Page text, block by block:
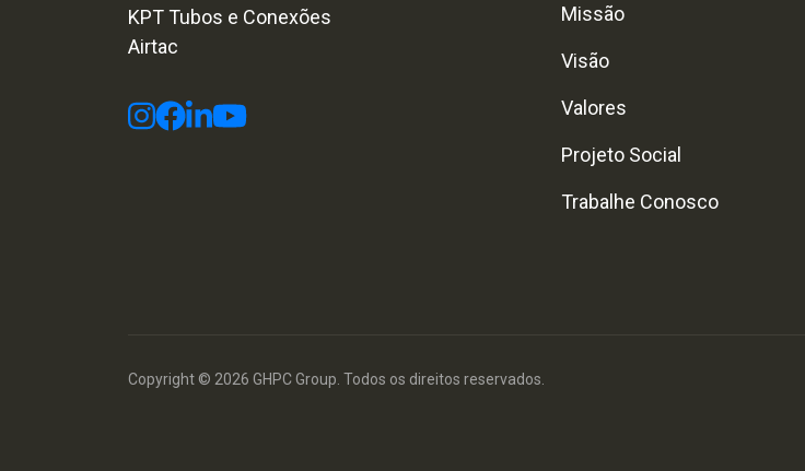
KPT Tubos e Conexões
Airtac
Missão
Visão
Valores
Projeto Social
Trabalhe Conosco
Copyright © 2026 GHPC Group. Todos os direitos reservados.